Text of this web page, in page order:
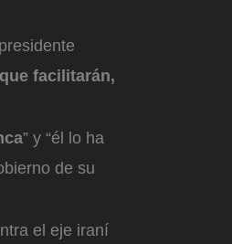
que facilitarán,
” y “él lo ha
de su
el eje iraní